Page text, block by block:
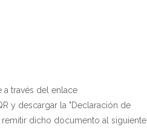
través del enlace
y descargar la "Declaración de
dicho documento al siguiente